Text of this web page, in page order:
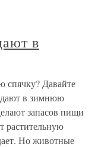
в
Давайте
в зимнюю
запасов пищи
растительную
Но животные